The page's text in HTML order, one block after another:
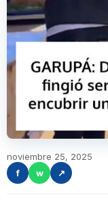
noviembre 25, 2025
f
w ↗